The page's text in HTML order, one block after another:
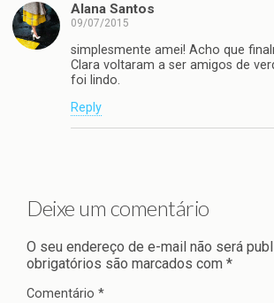
Alana Santos
09/07/2015
simplesmente amei! Acho que
Clara voltaram a ser amigos de
foi lindo.
Reply
Deixe um comentário
O seu endereço de e-mail não será
obrigatórios são marcados com *
Comentário *